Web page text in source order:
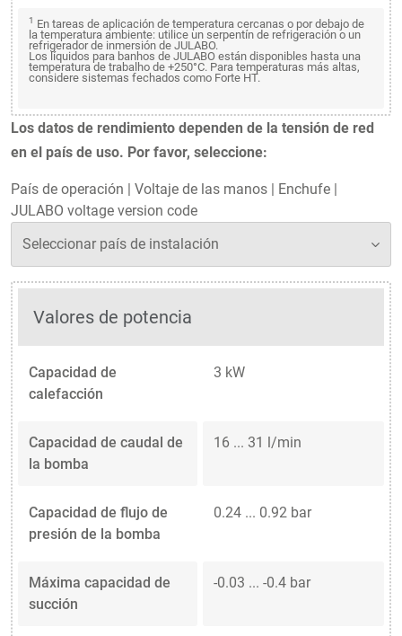
1 En tareas de aplicación de temperatura cercanas o por debajo de
la temperatura ambiente: utilice un serpentín de refrigeración o un
refrigerador de inmersión de JULABO.
Los líquidos para banhos de JULABO están disponibles hasta una
temperatura de trabalho de +250°C. Para temperaturas más altas,
considere sistemas fechados como Forte HT.
Los datos de rendimiento dependen de la tensión de red
en el país de uso. Por favor, seleccione:
País de operación | Voltaje de las manos | Enchufe |
JULABO voltage version code
Valores de potencia
Capacidad de
calefacción
3 kW
Capacidad de caudal de
la bomba
16 ... 31 l/min
Capacidad de flujo de
presión de la bomba
0.24 ... 0.92 bar
Máxima capacidad de
succión
-0.03 ... -0.4 bar